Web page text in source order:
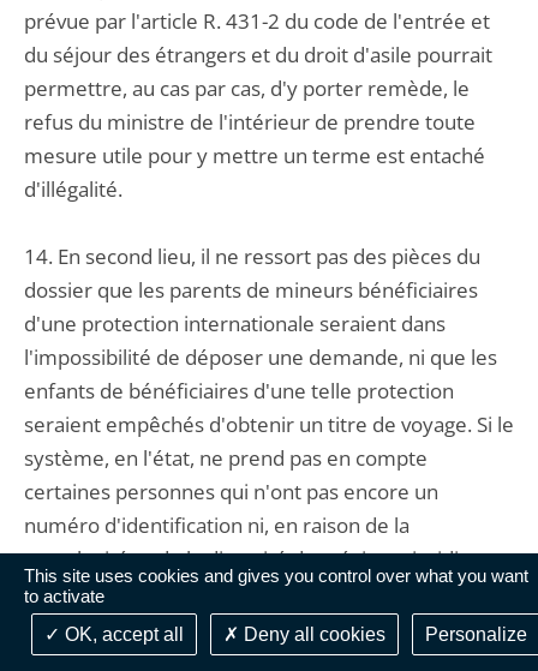
This site uses cookies and gives you control over what you want
to activate
OK, accept all
Deny all cookies Personalize
prévue par l'article R. 431-2 du code de l'entrée et
du séjour des étrangers et du droit d'asile pourrait
permettre, au cas par cas, d'y porter remède, le
refus du ministre de l'intérieur de prendre toute
mesure utile pour y mettre un terme est entaché
d'illégalité.
14. En second lieu, il ne ressort pas des pièces du
dossier que les parents de mineurs bénéficiaires
d'une protection internationale seraient dans
l'impossibilité de déposer une demande, ni que les
enfants de bénéficiaires d'une telle protection
seraient empêchés d'obtenir un titre de voyage. Si le
système, en l'état, ne prend pas en compte
certaines personnes qui n'ont pas encore un
numéro d'identification ni, en raison de la
complexité et de la diversité des régimes juridiques
applicables, certaines situations particulières, il ne
ressort pas des pièces du dossier que les étrangers
qui se heurtent à de telles carences ne